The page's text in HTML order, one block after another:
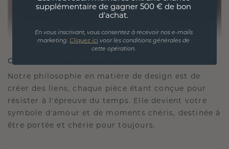
CRÉÉ POUR LA CONNEXION
Notre philosophie en matière de design est de
créer des liens, chaque pièce étant conçue pour
résister à l'épreuve du temps. Elle devient votre
symbole d'amour et de moments chéris, destinée à
être portée et chérie pour toujours.
supplémentaire de gagner 500 € de bon
d'achat.
En vous inscrivant, vous consentez à recevoir nos e-mails
marketing. Cliquez ici voor les conditions générales de
cette opération.